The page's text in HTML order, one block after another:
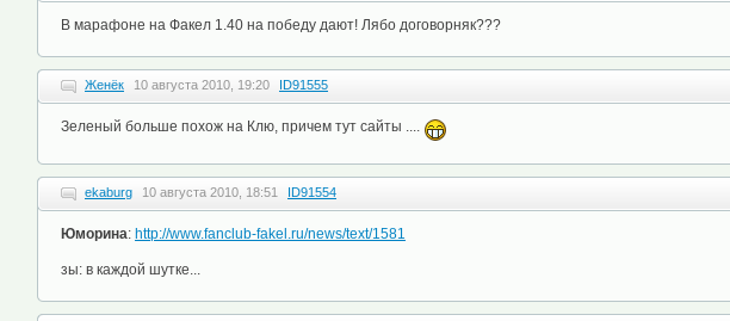
В марафоне на Факел 1.40 на победу дают! Лябо договорняк???
Женёк 10 августа 2010, 19:20 ID91555
Зеленый больше похож на Клю, причем тут сайты ....
ekaburg 10 августа 2010, 18:51 ID91554
Юморина: http://www.fanclub-fakel.ru/news/text/1581
зы: в каждой шутке...